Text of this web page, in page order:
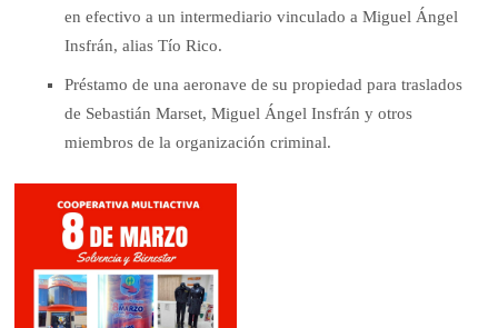
en efectivo a un intermediario vinculado a Miguel Ángel
Insfrán, alias Tío Rico.
Préstamo de una aeronave de su propiedad para traslados
de Sebastián Marset, Miguel Ángel Insfrán y otros
miembros de la organización criminal.